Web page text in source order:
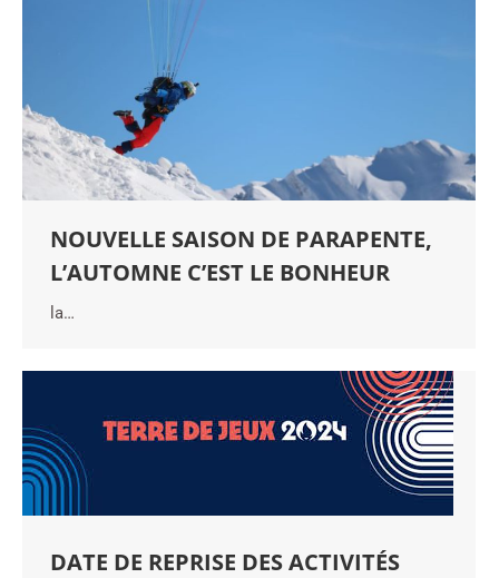
NOUVELLE SAISON DE PARAPENTE,
L’AUTOMNE C’EST LE BONHEUR
la…
DATE DE REPRISE DES ACTIVITÉS